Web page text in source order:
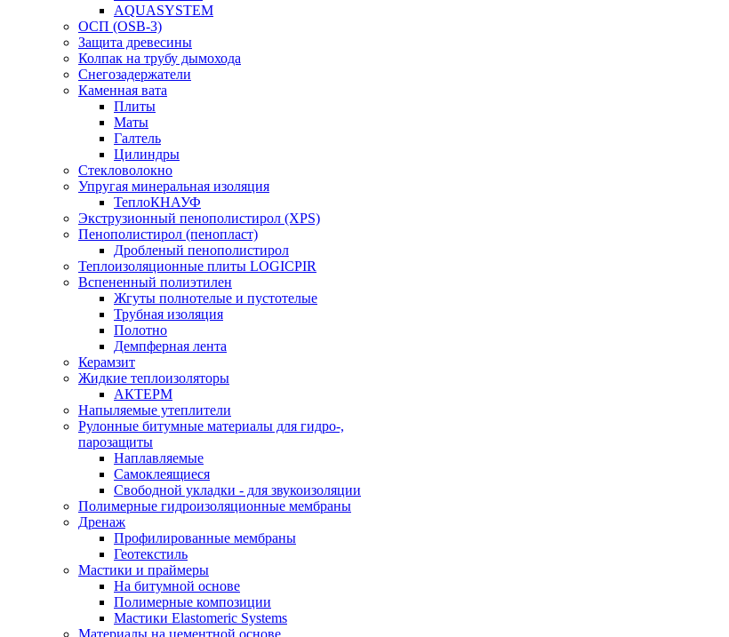
AQUASYSTEM
ОСП (OSB-3)
Защита древесины
Колпак на трубу дымохода
Снегозадержатели
Каменная вата
Плиты
Маты
Галтель
Цилиндры
Стекловолокно
Упругая минеральная изоляция
ТеплоКНАУФ
Экструзионный пенополистирол (XPS)
Пенополистирол (пенопласт)
Дробленый пенополистирол
Теплоизоляционные плиты LOGICPIR
Вспененный полиэтилен
Жгуты полнотелые и пустотелые
Трубная изоляция
Полотно
Демпферная лента
Керамзит
Жидкие теплоизоляторы
АКТЕРМ
Напыляемые утеплители
Рулонные битумные материалы для гидро-,
парозащиты
Наплавляемые
Самоклеящиеся
Свободной укладки - для звукоизоляции
Полимерные гидроизоляционные мембраны
Дренаж
Профилированные мембраны
Геотекстиль
Мастики и праймеры
На битумной основе
Полимерные композиции
Мастики Elastomeric Systems
Материалы на цементной основе